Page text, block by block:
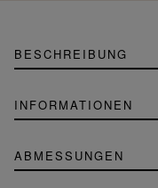
BESCHREIBUNG
INFORMATIONEN
ABMESSUNGEN